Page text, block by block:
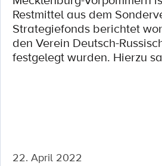
Restmittel aus dem
Strategiefonds berichtet
den Verein Deutsch-
festgelegt wurden. Hierzu
22. April 2022